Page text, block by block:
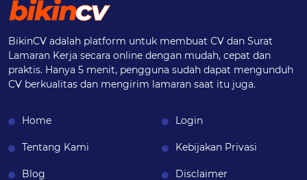
BikinCV adalah platform untuk membuat CV dan Surat
Lamaran Kerja secara online dengan mudah, cepat dan
praktis. Hanya 5 menit, pengguna sudah dapat mengunduh
CV berkualitas dan mengirim lamaran saat itu juga.
Home
Tentang Kami
Blog
Login
Kebijakan Privasi
Disclaimer